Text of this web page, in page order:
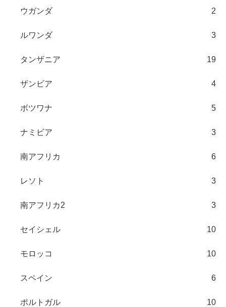
ウガンダ 2
ルワンダ 3
タンザニア 19
ザンビア 4
ボツワナ 5
ナミビア 3
南アフリカ 6
レソト 3
南アフリカ2 3
セイシェル 10
モロッコ 10
スペイン 6
ポルトガル 10